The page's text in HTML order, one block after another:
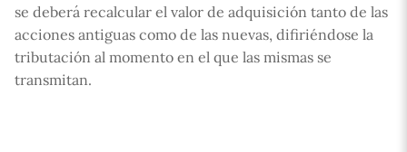
se deberá recalcular el valor de adquisición tanto de las
acciones antiguas como de las nuevas, difiriéndose la
tributación al momento en el que las mismas se
transmitan.